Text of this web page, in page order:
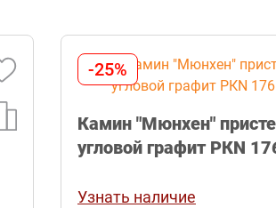
-20%
Топка Экокамин
Узнать наличие